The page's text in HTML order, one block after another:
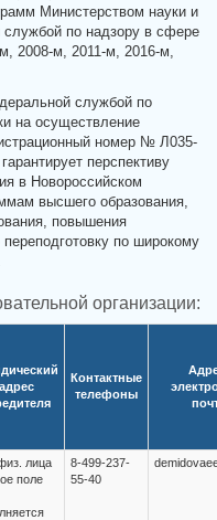
Министерством науки и
по надзору в сфере
2008-м, 2011-м, 2016-м,
службой по
на осуществление
номер № Л035-
перспективу
в Новороссийском
высшего образования,
повышения
по широкому
организации:
адрес
Контактные
телефоны
лица
поле
8-499-237-
55-40